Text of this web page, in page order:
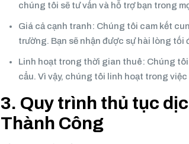
chúng tôi sẽ tư vấn và hỗ trợ bạn trong
Giá cả cạnh tranh: Chúng tôi cam kết
trường. Bạn sẽ nhận được sự hài lòng
Linh hoạt trong thời gian thuê: Chúng
cẩu. Vì vậy, chúng tôi linh hoạt trong
3. Quy trình thủ tục
Thành Công